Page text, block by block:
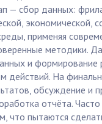
— сбор данных:
экономической,
применяя
методики.
и формирование
действий. На
обсуждение и
отчёта. Часто
что пытаются